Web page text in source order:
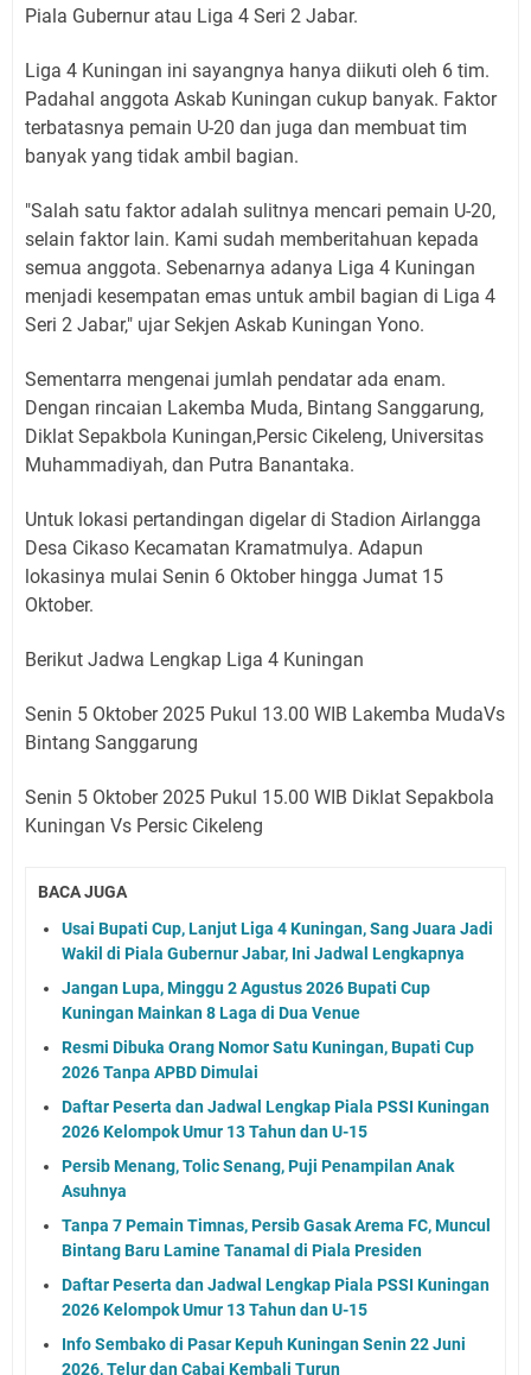
Piala Gubernur atau Liga 4 Seri 2 Jabar.
Liga 4 Kuningan ini sayangnya hanya diikuti oleh 6 tim.
Padahal anggota Askab Kuningan cukup banyak. Faktor
terbatasnya pemain U-20 dan juga dan membuat tim
banyak yang tidak ambil bagian.
"Salah satu faktor adalah sulitnya mencari pemain U-20,
selain faktor lain. Kami sudah memberitahuan kepada
semua anggota. Sebenarnya adanya Liga 4 Kuningan
menjadi kesempatan emas untuk ambil bagian di Liga 4
Seri 2 Jabar," ujar Sekjen Askab Kuningan Yono.
Sementarra mengenai jumlah pendatar ada enam.
Dengan rincaian Lakemba Muda, Bintang Sanggarung,
Diklat Sepakbola Kuningan,Persic Cikeleng, Universitas
Muhammadiyah, dan Putra Banantaka.
Untuk lokasi pertandingan digelar di Stadion Airlangga
Desa Cikaso Kecamatan Kramatmulya. Adapun
lokasinya mulai Senin 6 Oktober hingga Jumat 15
Oktober.
Berikut Jadwa Lengkap Liga 4 Kuningan
Senin 5 Oktober 2025 Pukul 13.00 WIB Lakemba MudaVs
Bintang Sanggarung
Senin 5 Oktober 2025 Pukul 15.00 WIB Diklat Sepakbola
Kuningan Vs Persic Cikeleng
BACA JUGA
Usai Bupati Cup, Lanjut Liga 4 Kuningan, Sang Juara Jadi
Wakil di Piala Gubernur Jabar, Ini Jadwal Lengkapnya
Jangan Lupa, Minggu 2 Agustus 2026 Bupati Cup
Kuningan Mainkan 8 Laga di Dua Venue
Resmi Dibuka Orang Nomor Satu Kuningan, Bupati Cup
2026 Tanpa APBD Dimulai
Daftar Peserta dan Jadwal Lengkap Piala PSSI Kuningan
2026 Kelompok Umur 13 Tahun dan U-15
Persib Menang, Tolic Senang, Puji Penampilan Anak
Asuhnya
Tanpa 7 Pemain Timnas, Persib Gasak Arema FC, Muncul
Bintang Baru Lamine Tanamal di Piala Presiden
Daftar Peserta dan Jadwal Lengkap Piala PSSI Kuningan
2026 Kelompok Umur 13 Tahun dan U-15
Info Sembako di Pasar Kepuh Kuningan Senin 22 Juni
2026, Telur dan Cabai Kembali Turun